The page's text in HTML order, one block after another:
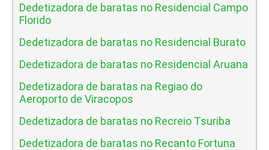
Dedetizadora de baratas no Residencial Campo
Florido
Dedetizadora de baratas no Residencial Burato
Dedetizadora de baratas no Residencial Aruana
Dedetizadora de baratas na Regiao do
Aeroporto de Viracopos
Dedetizadora de baratas no Recreio Tsuriba
Dedetizadora de baratas no Recanto Fortuna